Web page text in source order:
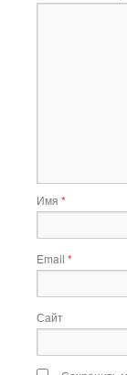
Имя *
Email *
Сайт